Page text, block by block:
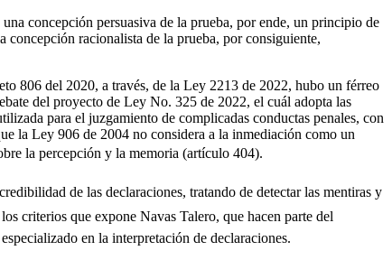
concepción persuasiva de la prueba, por ende, un principio de
concepción racionalista de la prueba, por consiguiente,
806 del 2020, a través, de la Ley 2213 de 2022, hubo un férreo
del proyecto de Ley No. 325 de 2022, el cuál adopta las
para el juzgamiento de complicadas conductas penales, con
la Ley 906 de 2004 no considera a la inmediación como un
la percepción y la memoria (artículo 404).
de las declaraciones, tratando de detectar las mentiras y
criterios que expone Navas Talero, que hacen parte del
en la interpretación de declaraciones.